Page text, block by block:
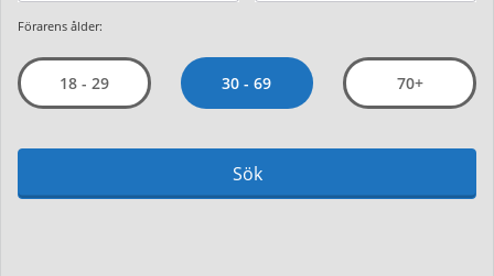
Förarens ålder:
18 - 29 30 - 69 70+
Sök